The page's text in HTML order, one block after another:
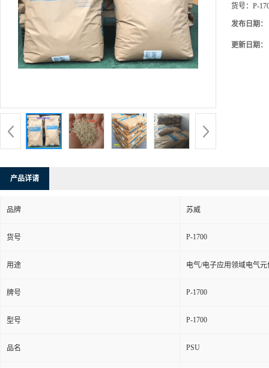
货号： P-
发布日期：
更新日期：
产品详请
品牌 苏威
货号 P-1700
用途 电气/电子应用领域电气
牌号 P-1700
型号 P-1700
品名 PSU